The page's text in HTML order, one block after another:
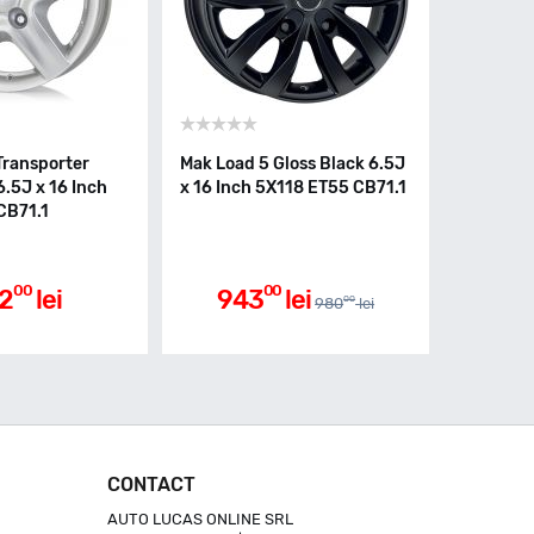
x 16 Inch
00 lei
Mak Load 5 Gloss Black 6.5J
x 16 Inch 5X118 ET55 CB71.1
94300 lei 98000 lei
CONTACT
AUTO LUCAS ONLINE SRL